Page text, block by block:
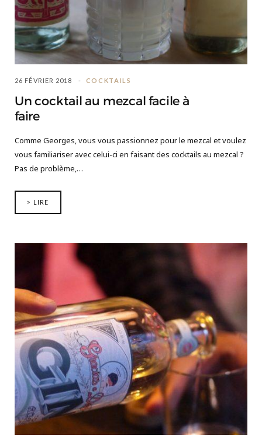
26 FÉVRIER 2018 COCKTAILS
Un cocktail au mezcal facile à
faire
Comme Georges, vous vous passionnez pour le mezcal et voulez
vous familiariser avec celui-ci en faisant des cocktails au mezcal ?
Pas de problème,…
> LIRE